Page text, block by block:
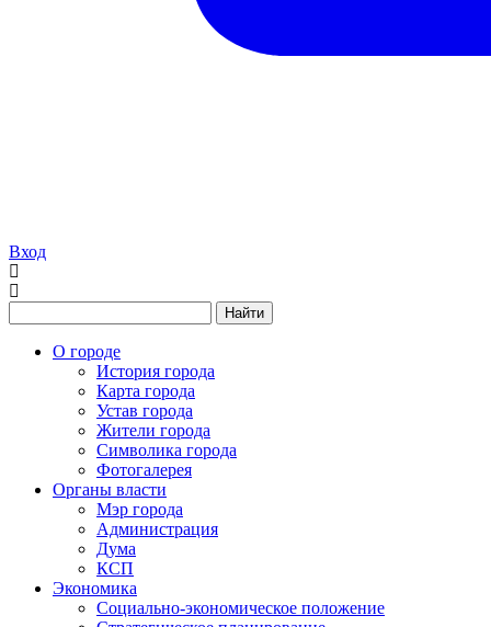
Вход
Найти
О городе
История города
Карта города
Устав города
Жители города
Символика города
Фотогалерея
Органы власти
Мэр города
Администрация
Дума
КСП
Экономика
Социально-экономическое положение